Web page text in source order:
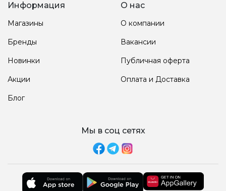
Информация
Магазины
Бренды
Новинки
Акции
Блог
О нас
О компании
Вакансии
Публичная оферта
Оплата и Доставка
Мы в соц сетях